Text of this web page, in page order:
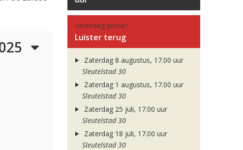
Uitzending gemist?
Luister terug
Zaterdag 8 augustus, 17.00 uur
Sleutelstad 30
Zaterdag 1 augustus, 17.00 uur
Sleutelstad 30
Zaterdag 25 juli, 17.00 uur
Sleutelstad 30
Zaterdag 18 juli, 17.00 uur
Sleutelstad 30